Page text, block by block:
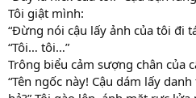
Tôi giật mình:
“Đừng nói cậu lấy ảnh của tôi đi
“Tôi… tôi…”
Trông biểu cảm sượng chân của
“Tên ngốc này! Cậu dám lấy